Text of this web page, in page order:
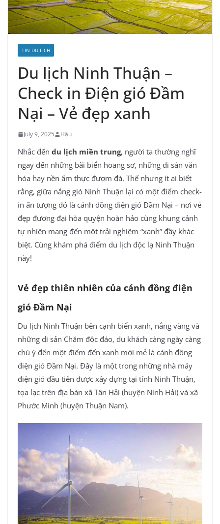
TIN DU LỊCH
Du lịch Ninh Thuận –
Check in Điện gió Đầm
Nại – Vẻ đẹp xanh
July 9, 2025 Hậu
Nhắc đến du lịch miền trung, người ta thường nghĩ
ngay đến những bãi biển hoang sơ, những di sản văn
hóa hay nền ẩm thực đượm đà. Thế nhưng ít ai biết
rằng, giữa nắng gió Ninh Thuận lại có một điểm check-
in ấn tượng đó là cánh đồng điện gió Đầm Nại – nơi vẻ
đẹp đương đại hòa quyện hoàn hảo cùng khung cảnh
tự nhiên mang đến một trải nghiệm “xanh” đầy khác
biệt. Cùng khám phá điểm du lịch độc lạ Ninh Thuận
này!
Vẻ đẹp thiên nhiên của cánh đồng điện
gió Đầm Nại
Du lịch Ninh Thuận bên cạnh biển xanh, nắng vàng và
những di sản Chăm độc đáo, du khách càng ngày càng
chú ý đến một điểm đến xanh mới mẻ là cánh đồng
điện gió Đầm Nại. Đây là một trong những nhà máy
điện gió đầu tiên được xây dựng tại tỉnh Ninh Thuận,
tọa lạc trên địa bàn xã Tân Hải (huyện Ninh Hải) và xã
Phước Minh (huyện Thuận Nam).